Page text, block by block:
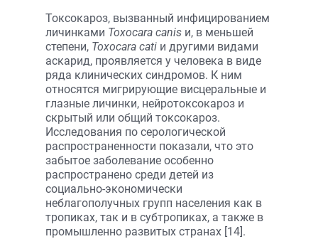
Токсокароз, вызванный инфицированием
личинками Toxocara canis и, в меньшей
степени, Toxocara cati и другими видами
аскарид, проявляется у человека в виде
ряда клинических синдромов. К ним
относятся мигрирующие висцеральные и
глазные личинки, нейротоксокароз и
скрытый или общий токсокароз.
Исследования по серологической
распространенности показали, что это
забытое заболевание особенно
распространено среди детей из
социально-экономически
неблагополучных групп населения как в
тропиках, так и в субтропиках, а также в
промышленно развитых странах [14].